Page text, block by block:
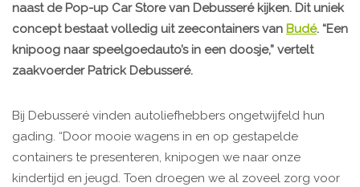
naast de Pop-up Car Store van Debusseré kijken. Dit uniek
concept bestaat volledig uit zeecontainers van Budé. “Een
knipoog naar speelgoedauto’s in een doosje,” vertelt
zaakvoerder Patrick Debusseré.
Bij Debusseré vinden autoliefhebbers ongetwijfeld hun
gading. “Door mooie wagens in en op gestapelde
containers te presenteren, knipogen we naar onze
kindertijd en jeugd. Toen droegen we al zoveel zorg voor